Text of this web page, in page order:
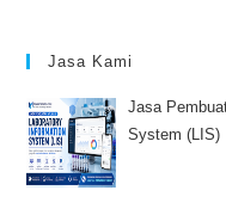
Jasa Kami
Jasa
System (LIS)